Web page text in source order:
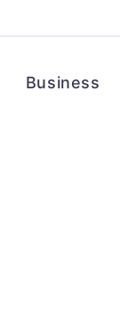
Business